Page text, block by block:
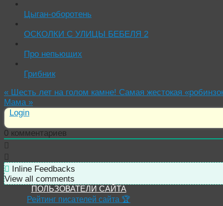
Цыган-оборотень
ОСКОЛКИ С УЛИЦЫ БЕБЕЛЯ 2
Про непьющих
Грибник
« Шесть лет на голом камне! Самая жестокая
Мама »
Login
0 комментариев
Inline Feedbacks
View all comments
ПОЛЬЗОВАТЕЛИ САЙТА
Рейтинг писателей сайта 🏆